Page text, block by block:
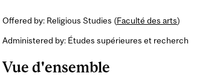
Offered by: Religious Studies (Faculté des arts)
Administered by: Études supérieures et recherch
Vue d'ensemble